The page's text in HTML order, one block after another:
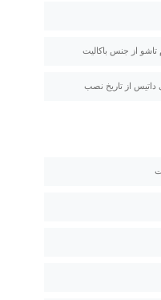
تاشو از جنس باکالیت